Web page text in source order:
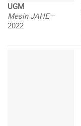
UGM
Mesin JAHE–
2022